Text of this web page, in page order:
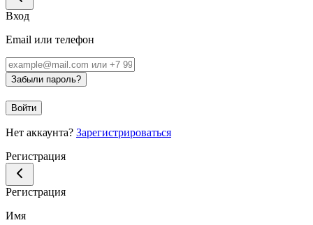
Вход
Email или телефон
Забыли пароль?
Войти
Нет аккаунта? Зарегистрироваться
Регистрация
Регистрация
Имя